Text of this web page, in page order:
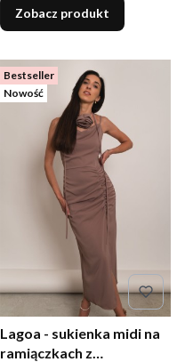
Zobacz produkt
Bestseller
Nowość
Lagoa - sukienka midi na
ramiączkach z